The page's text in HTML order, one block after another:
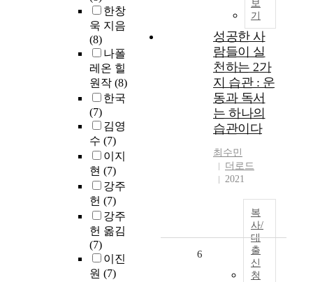
한창
욱 지음
(8)
나폴
레온 힐
원작 (8)
한국
(7)
김영
수 (7)
이지
현 (7)
강주
헌 (7)
강주
헌 옮김
(7)
이진
원 (7)
보
기
성공한 사
람들이 실
천하는 2가
지 습관 : 운
동과 독서
는 하나의
습관이다
최수민
더로드
2021
복
사/
대
출
신
청
6